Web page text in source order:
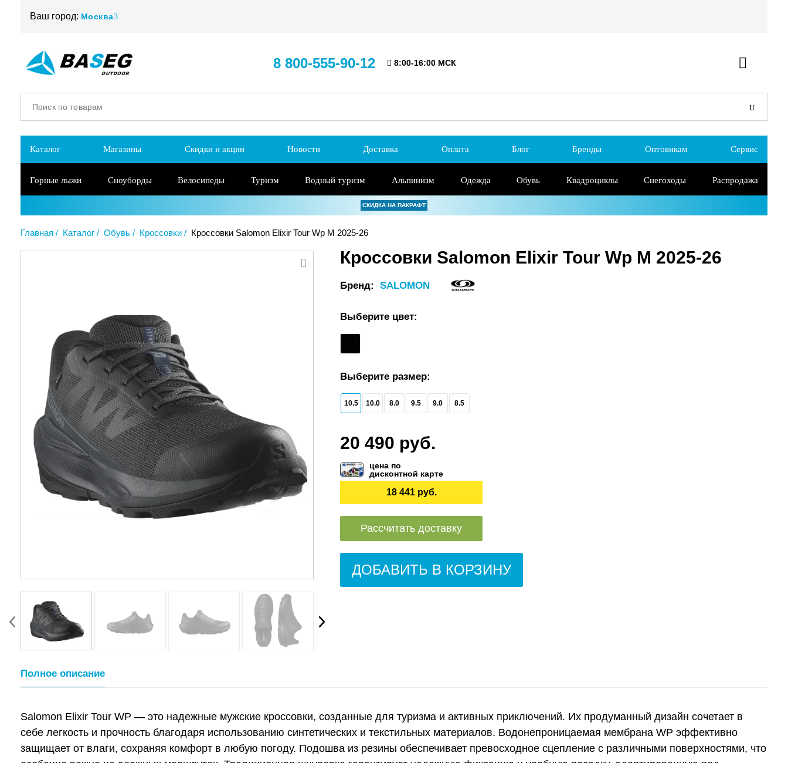
Ваш город: Москва
8 800-555-90-12 8:00-16:00 МСК
Каталог Магазины Скидки и акции Новости Доставка Оплата Блог Бренды Оптовикам Сервис
Горные лыжи Сноуборды Велосипеды Туризм Водный туризм Альпинизм Одежда Обувь Квадроциклы Снегоходы Распродажа
СКИДКА НА ПАКРАФТ
Главная Каталог Обувь Кроссовки Кроссовки Salomon Elixir Tour Wp M 2025-26
Кроссовки Salomon Elixir Tour Wp M 2025-26
Бренд: SALOMON
Выберите цвет:
Выберите размер:
10.5 10.0 8.0 9.5 9.0 8.5
20 490 руб.
цена по
дисконтной карте
18 441 руб.
Рассчитать доставку
ДОБАВИТЬ В КОРЗИНУ
Полное описание
Salomon Elixir Tour WP — это надежные мужские кроссовки, созданные для туризма и активных приключений. Их продуманный дизайн сочетает в
себе легкость и прочность благодаря использованию синтетических и текстильных материалов. Водонепроницаемая мембрана WP эффективно
защищает от влаги, сохраняя комфорт в любую погоду. Подошва из резины обеспечивает превосходное сцепление с различными поверхностями, что